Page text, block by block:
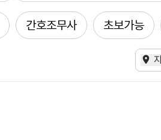
간호조무사 초보가능